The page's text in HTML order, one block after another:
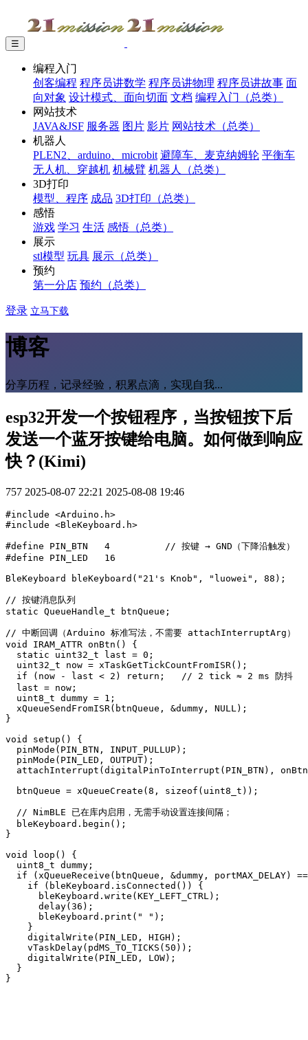
☰
编程入门
创客编程 程序员讲数学 程序员讲物理 程序员讲故事 面
向对象 设计模式、面向切面 文档 编程入门（总类）
网站技术
JAVA&JSF 服务器 图片 影片 网站技术（总类）
机器人
PLEN2、arduino、microbit 避障车、麦克纳姆轮 平衡车
无人机、穿越机 机械臂 机器人（总类）
3D打印
模型、程序 成品 3D打印（总类）
感悟
游戏 学习 生活 感悟（总类）
展示
stl模型 玩具 展示（总类）
预约
第一分店 预约（总类）
登录 立马下载
博客
分享历程，记录经验，积累点滴，实现自我...
esp32开发一个按钮程序，当按钮按下后
发送一个蓝牙按键给电脑。如何做到响应
快？(Kimi)
757 2025-08-07 22:21 2025-08-08 19:46
#include <Arduino.h>
#include <BleKeyboard.h>
#define PIN_BTN   4          // 按键 → GND（下降沿触发）
#define PIN_LED   16
BleKeyboard bleKeyboard("21's Knob", "luowei", 88);
// 按键消息队列
static QueueHandle_t btnQueue;
// 中断回调（Arduino 标准写法，不需要 attachInterruptArg）
void IRAM_ATTR onBtn() {
  static uint32_t last = 0;
  uint32_t now = xTaskGetTickCountFromISR();
  if (now - last < 2) return;   // 2 tick ≈ 2 ms 防抖
  last = now;
  uint8_t dummy = 1;
  xQueueSendFromISR(btnQueue, &dummy, NULL);
}
void setup() {
  pinMode(PIN_BTN, INPUT_PULLUP);
  pinMode(PIN_LED, OUTPUT);
attachInterrupt(digitalPinToInterrupt(PIN_BTN),
  btnQueue = xQueueCreate(8, sizeof(uint8_t));
  // NimBLE 已在库内启用，无需手动设置连接间隔；
  bleKeyboard.begin();
}
void loop() {
  uint8_t dummy;
if (xQueueReceive(btnQueue, &dummy, portMAX_DELAY)
    if (bleKeyboard.isConnected()) {
      bleKeyboard.write(KEY_LEFT_CTRL);
      delay(36);
      bleKeyboard.print(" ");
    }
    digitalWrite(PIN_LED, HIGH);
    vTaskDelay(pdMS_TO_TICKS(50));
    digitalWrite(PIN_LED, LOW);
  }
}